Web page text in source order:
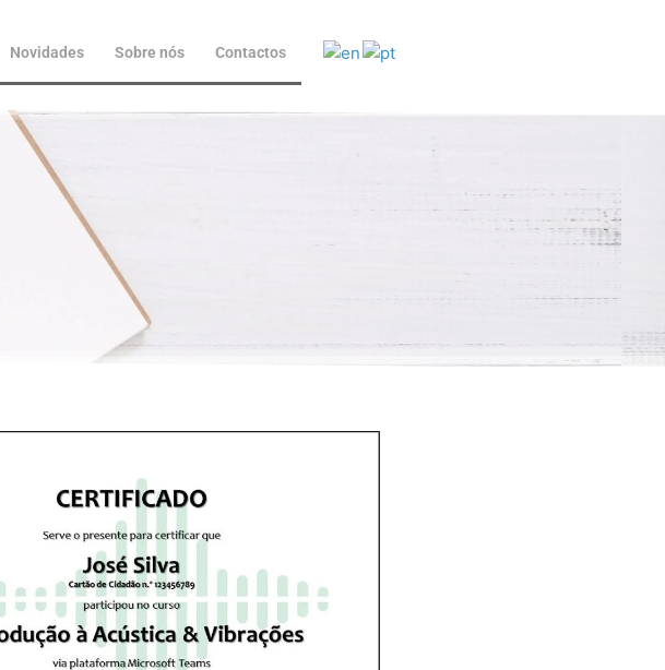
Novidades Sobre nós Contactos